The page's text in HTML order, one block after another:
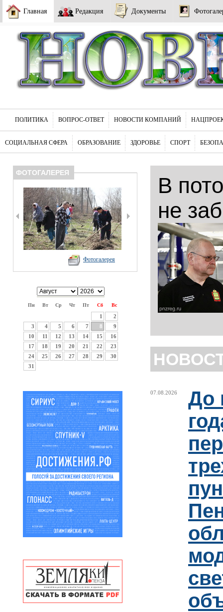
Главная Редакция Документы
ПОЛИТИКА ВОПРОС-ОТВЕТ НОВОСТИ КОМПАНИЙ
СОЦИАЛЬНАЯ СФЕРА ОБРАЗОВАНИЕ ЗДОРОВЬЕ СПОРТ
ФОТОГАЛЕРЕЯ
Фотогалерея
Пн Вт Ср Чт Пт Сб Вс
1
2
3
4 5 6 7 8
9
10
11 12 13 14 15
16
17
18 19 20 21 22
23
24
25 26 27 28 29
30
31
В
не
07.08.2026
До